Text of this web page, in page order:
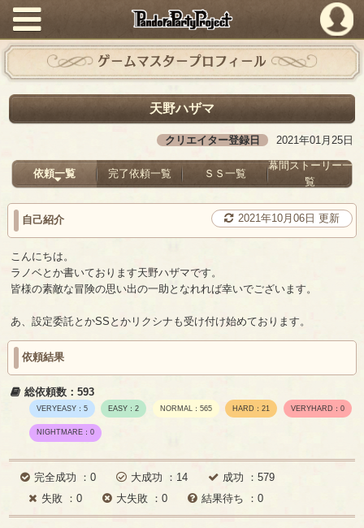
PandoraPartyProject
ゲームマスタープロフィール
天野ハザマ
クリエイター登録日 2021年01月25日
依頼一覧 完了依頼一覧 ＳＳ一覧
幕間ストーリー一
覧
自己紹介 2021年10月06日 更新
こんにちは。
ラノベとか書いております天野ハザマです。
皆様の素敵な冒険の思い出の一助となれれば幸いでございます。
あ、設定委託とかSSとかリクシナも受け付け始めております。
依頼結果
総依頼数：593
VERYEASY：5 EASY：2 NORMAL：565 HARD：21 VERYHARD：0
NIGHTMARE：0
完全成功 ：0 大成功 ：14
成功 ：579
失敗 ：0
大失敗 ：0 結果待ち ：0